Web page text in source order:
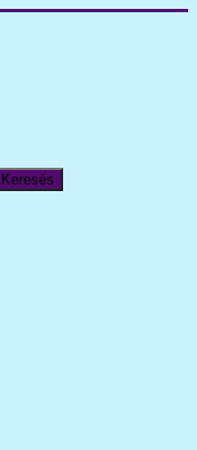
Keresés